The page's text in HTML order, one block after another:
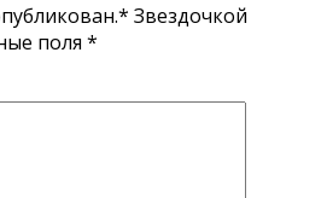
Звездочкой
поля *